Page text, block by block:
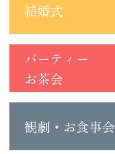
結婚式
パーティー
お茶会
観劇・お食事会